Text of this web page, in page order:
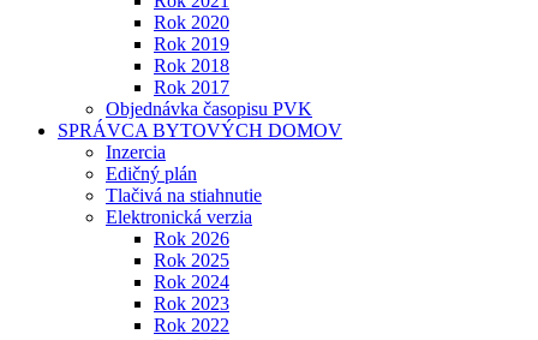
Rok 2020
Rok 2019
Rok 2018
Rok 2017
Objednávka časopisu PVK
SPRÁVCA BYTOVÝCH DOMOV
Inzercia
Edičný plán
Tlačivá na stiahnutie
Elektronická verzia
Rok 2026
Rok 2025
Rok 2024
Rok 2023
Rok 2022